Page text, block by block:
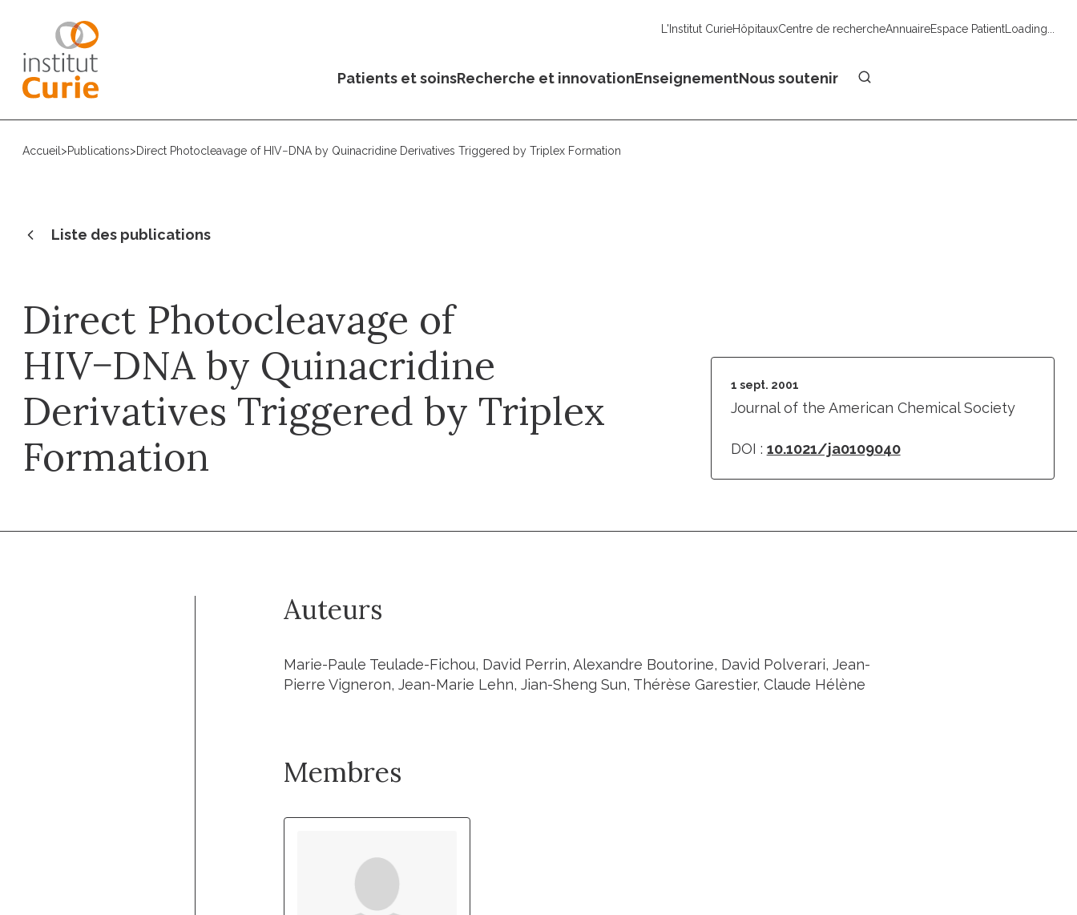
L'Institut CurieHôpitauxCentre de rechercheAnnuaireEspace PatientLoading...
Patients et soinsRecherche et innovationEnseignementNous soutenir
Accueil >Publications>Direct Photocleavage of HIV−DNA by Quinacridine Derivatives Triggered by Triplex Formation
Liste des publications
Direct Photocleavage of
HIV−DNA by Quinacridine
Derivatives Triggered by Triplex
Formation
1 sept. 2001
Journal of the American Chemical Society
DOI : 10.1021/ja0109040
Auteurs
Marie-Paule Teulade-Fichou, David Perrin, Alexandre Boutorine, David Polverari, Jean-
Pierre Vigneron, Jean-Marie Lehn, Jian-Sheng Sun, Thérèse Garestier, Claude Hélène
Membres